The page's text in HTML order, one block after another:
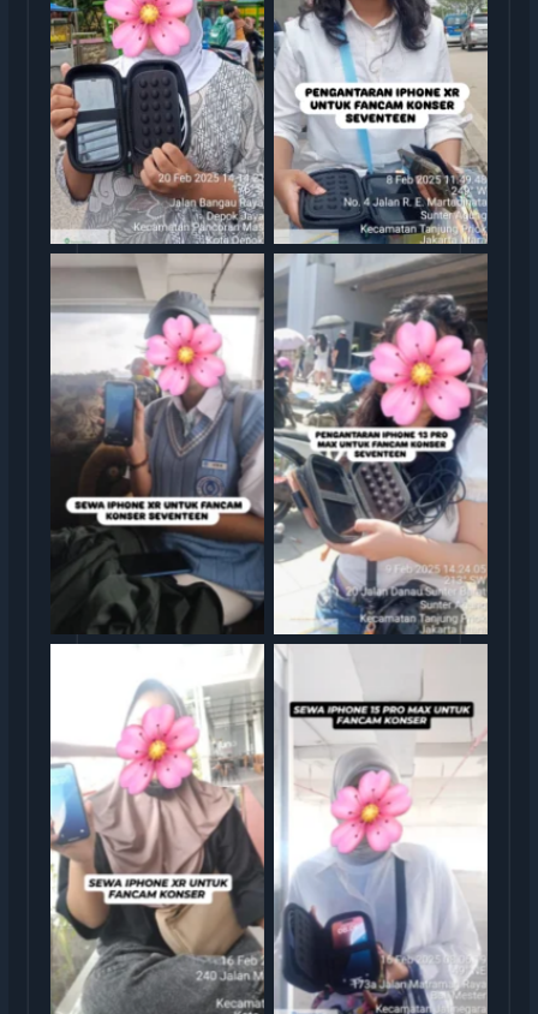
Sewa iphone jakarta Sewa iphone jakarta
rental iphone jakarta rental iphone jakarta
rental iphone jakarta rental iphone